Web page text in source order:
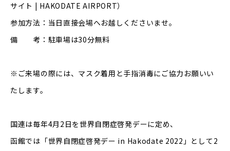
サイト | HAKODATE AIRPORT）
参加方法：当日直接会場へお越しくださいませ。
備 考：駐車場は30分無料
※ご来場の際には、マスク着用と手指消毒にご協力お願いい
たします。
国連は毎年4月2日を世界自閉症啓発デーに定め、
函館では「世界自閉症啓発デー in Hakodate 2022」として2